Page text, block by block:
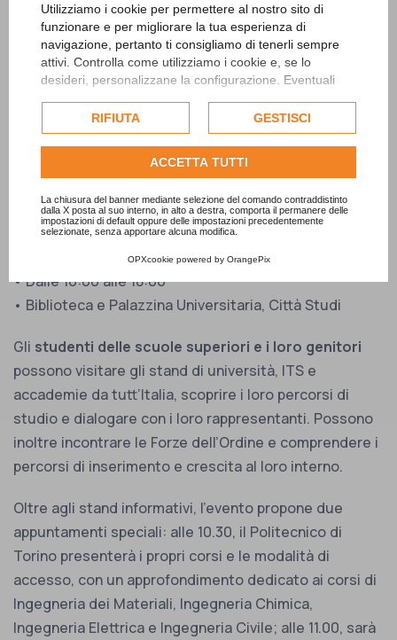
Utilizziamo i cookie per permettere al nostro sito di
funzionare e per migliorare la tua esperienza di
navigazione, pertanto ti consigliamo di tenerli sempre
attivi. Controlla come utilizziamo i cookie e, se lo
desideri, personalizzane la configurazione. Eventuali
esclusivamente previa acquisizione del consenso
dell'utente.
Consulta l'informativa cookie completa.
RIFIUTA GESTISCI
ACCETTA TUTTI
La chiusura del banner mediante selezione del comando contraddistinto
dalla X posta al suo interno, in alto a destra, comporta il permanere delle
impostazioni di default oppure delle impostazioni precedentemente
selezionate, senza apportare alcuna modifica.
OPXcookie powered by OrangePix
Un’occasione preziosa per scegliere consapevolmente
il proprio futuro dopo le medie.
Attività di orientamento a cura di
Biellesi In Rete.
Wooooow!Biella. Il mio futuro dopo le
superiori
Orientamento per i ragazzi delle scuole superiori e
le loro famiglie
• Dalle 10:00 alle 18:00
• Biblioteca e Palazzina Universitaria, Città Studi
Gli studenti delle scuole superiori e i loro genitori
possono visitare gli stand di università, ITS e
accademie da tutt’Italia, scoprire i loro percorsi di
studio e dialogare con i loro rappresentanti. Possono
inoltre incontrare le Forze dell’Ordine e comprendere i
percorsi di inserimento e crescita al loro interno.
Oltre agli stand informativi, l’evento propone due
appuntamenti speciali: alle 10.30, il Politecnico di
Torino presenterà i propri corsi e le modalità di
accesso, con un approfondimento dedicato ai corsi di
Ingegneria dei Materiali, Ingegneria Chimica,
Ingegneria Elettrica e Ingegneria Civile; alle 11.00, sarà